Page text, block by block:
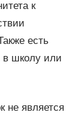
к
есть
в школу или
не является